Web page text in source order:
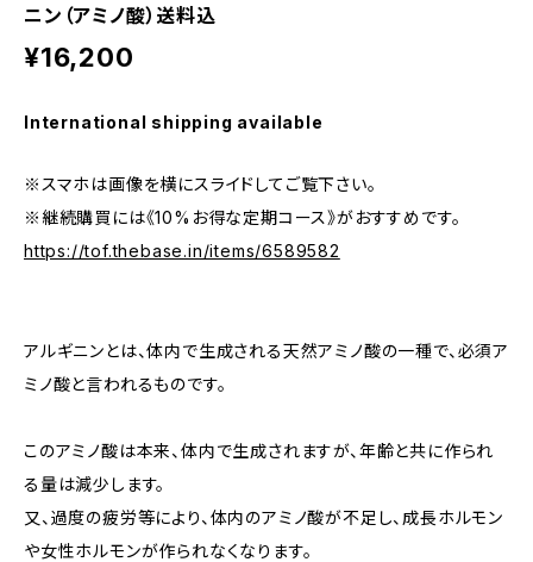
ニン（アミノ酸）送料込
¥16,200
International shipping available
※スマホは画像を横にスライドしてご覧下さい。
※継続購買には《10%お得な定期コース》がおすすめです。
https://tof.thebase.in/items/6589582
アルギニンとは、体内で生成される天然アミノ酸の一種で、必須ア
ミノ酸と言われるものです。
このアミノ酸は本来、体内で生成されますが、年齢と共に作られ
る量は減少します。
又、過度の疲労等により、体内のアミノ酸が不足し、成長ホルモン
や女性ホルモンが作られなくなります。